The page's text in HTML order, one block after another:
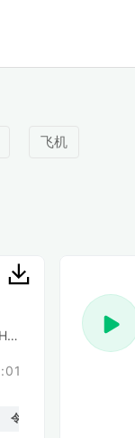
飞机
民谣吉他，带有
令人振奋